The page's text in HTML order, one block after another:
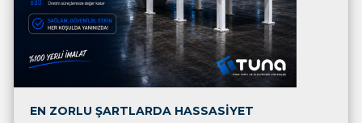
EN ZORLU ŞARTLARDA HASSASİYET